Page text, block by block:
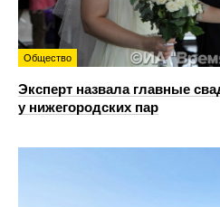
Общество
Эксперт назвала главные
у нижегородских пар